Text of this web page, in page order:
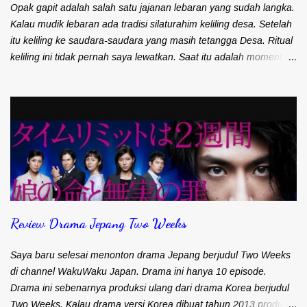
Nggak perlu naik lagi ke tempat wisata Kaliurang. Mbah Carik
sudah berjualan sejak ta...
Opak gapit adalah salah satu jajanan lebaran yang sudah langka.
Kalau mudik lebaran ada tradisi silaturahim keliling desa. Setelah
itu keliling ke saudara-saudara yang masih tetangga Desa. Ritual
keliling ini tidak pernah saya lewatkan. Saat itu adalah moment
dengan nama opak gambir atau kue semprong. Kalau di daerah
Blitar, Kediri, Malang dan sekitarnya menyebut jajanan ini opak
gambir. Kalau daerah Nganjuk, Jombang, Tulungagung,
Trenggalek menyebutnya opak gapit. Kalau di Surabaya saya
pernah dengar orang menyebut jajanan ini dengan kue
nama apa? Kalau di Desa, opak gapit selalu dibikin sendiri. Ada
Oleh karena itu, setiap keluarga mempunyai rasa yang berbeda
meskip...
Review Drama Jepang Two Weeks
Saya baru selesai menonton drama Jepang berjudul Two Weeks
di channel WakuWaku Japan. Drama ini hanya 10 episode.
Drama ini sebenarnya produksi ulang dari drama Korea berjudul
Two Weeks. Kalau drama versi Korea dibuat tahun 2013 produksi